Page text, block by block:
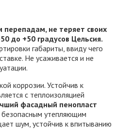
не теряет своих
до +50 градусов Цельсия.
габариты, ввиду чего
Не усаживается и не
коррозии. Устойчив к
с теплоизоляцией
фасадный пенопласт
безопасным утепляющим
шум, устойчив к впитыванию